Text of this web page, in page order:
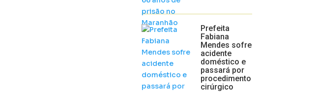
Prefeita
Fabiana
Mendes sofre
acidente
doméstico e
passará por
procedimento
cirúrgico